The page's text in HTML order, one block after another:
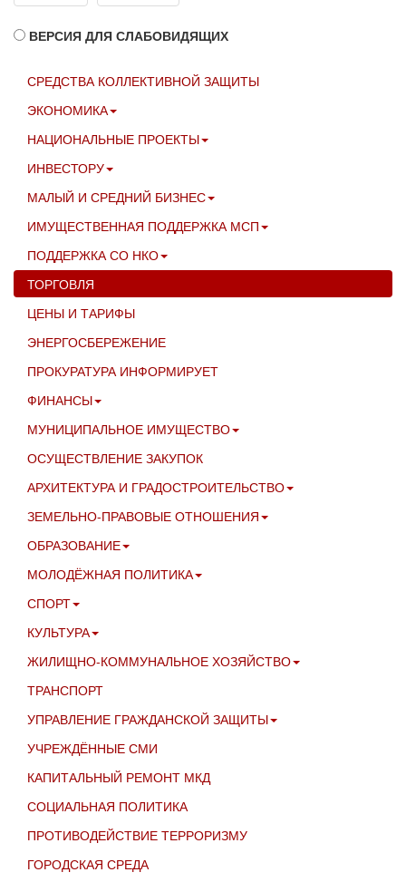
ВЕРСИЯ ДЛЯ СЛАБОВИДЯЩИХ
СРЕДСТВА КОЛЛЕКТИВНОЙ ЗАЩИТЫ
ЭКОНОМИКА
НАЦИОНАЛЬНЫЕ ПРОЕКТЫ
ИНВЕСТОРУ
МАЛЫЙ И СРЕДНИЙ БИЗНЕС
ИМУЩЕСТВЕННАЯ ПОДДЕРЖКА МСП
ПОДДЕРЖКА СО НКО
ТОРГОВЛЯ
ЦЕНЫ И ТАРИФЫ
ЭНЕРГОСБЕРЕЖЕНИЕ
ПРОКУРАТУРА ИНФОРМИРУЕТ
ФИНАНСЫ
МУНИЦИПАЛЬНОЕ ИМУЩЕСТВО
ОСУЩЕСТВЛЕНИЕ ЗАКУПОК
АРХИТЕКТУРА И ГРАДОСТРОИТЕЛЬСТВО
ЗЕМЕЛЬНО-ПРАВОВЫЕ ОТНОШЕНИЯ
ОБРАЗОВАНИЕ
МОЛОДЁЖНАЯ ПОЛИТИКА
СПОРТ
КУЛЬТУРА
ЖИЛИЩНО-КОММУНАЛЬНОЕ ХОЗЯЙСТВО
ТРАНСПОРТ
УПРАВЛЕНИЕ ГРАЖДАНСКОЙ ЗАЩИТЫ
УЧРЕЖДЁННЫЕ СМИ
КАПИТАЛЬНЫЙ РЕМОНТ МКД
СОЦИАЛЬНАЯ ПОЛИТИКА
ПРОТИВОДЕЙСТВИЕ ТЕРРОРИЗМУ
ГОРОДСКАЯ СРЕДА